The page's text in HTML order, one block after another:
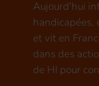
Aujourd'hui
handicapées,
et vit en
dans des
de HI pour